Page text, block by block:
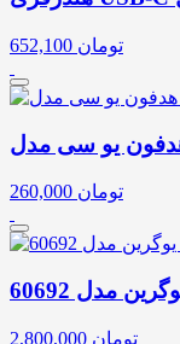
652,100 تومان
260,000 تومان
2,800,000 تومان